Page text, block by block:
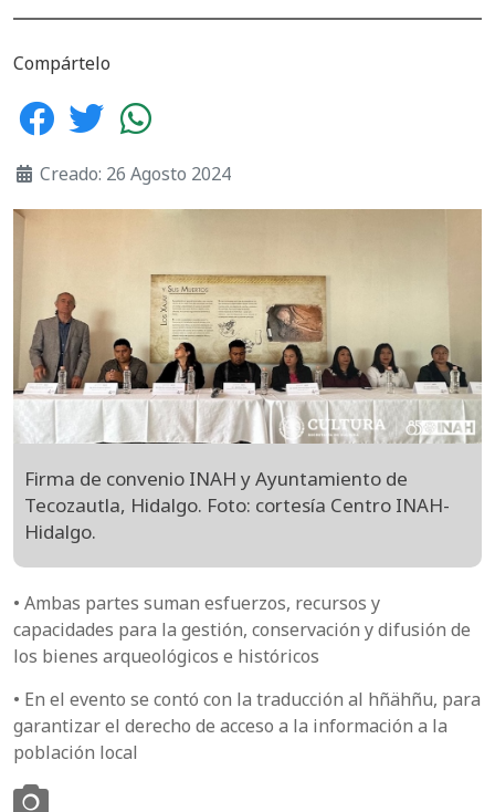
Compártelo
Creado: 26 Agosto 2024
Firma de convenio INAH y Ayuntamiento de
Tecozautla, Hidalgo. Foto: cortesía Centro INAH-
Hidalgo.
• Ambas partes suman esfuerzos, recursos y
capacidades para la gestión, conservación y difusión de
los bienes arqueológicos e históricos
• En el evento se contó con la traducción al hñähñu, para
garantizar el derecho de acceso a la información a la
población local